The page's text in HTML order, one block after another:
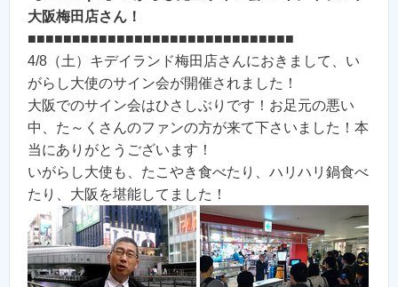
大阪梅田店さん！
■■■■■■■■■■■■■■■■■■■■■■■■■■■■■■
4/8（土）キデイランド梅田店さんにおきまして、い
がらし大使のサイン会が開催されました！
大阪でのサイン会はひさしぶりです！お足元の悪い
中、た～くさんのファンの方が来て下さいました！本
当にありがとうございます！
いがらし大使も、たこやき食べたり、ハリハリ鍋食べ
たり、大阪を堪能してました！